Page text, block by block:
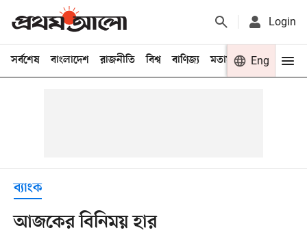
Login
সর্বশেষ বাংলাদেশ রাজনীতি বিশ্ব বাণিজ্য মতামত খেলা
Eng
ব্যাংক
আজকের বিনিময় হার